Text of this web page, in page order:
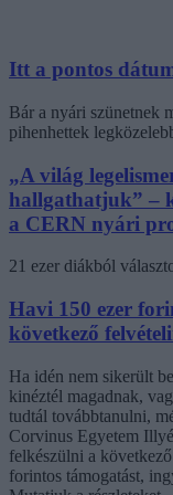
Itt a pontos
Bár a nyári szünetnek
pihenhettek
„A világ
hallgathatjuk” –
a CERN nyári
21 ezer diákból
Havi 150 ezer
következő
Ha idén nem sikerült
kinéztél magadnak,
tudtál továbbtanulni,
Corvinus Egyetem
felkészülni a
forintos támogatást,